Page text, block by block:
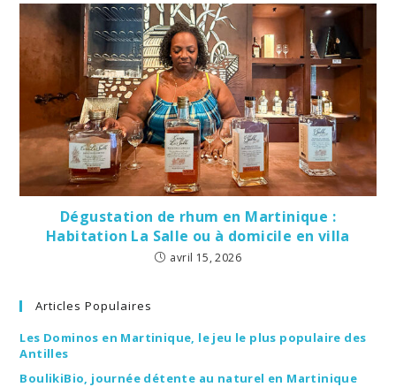
Dégustation de rhum en Martinique :
Habitation La Salle ou à domicile en villa
avril 15, 2026
Articles Populaires
Les Dominos en Martinique, le jeu le plus populaire des
Antilles
BoulikiBio, journée détente au naturel en Martinique